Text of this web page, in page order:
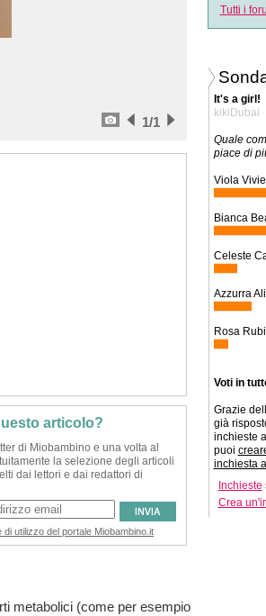
/1
1
metabolici (come per esempio
Tutti i
It's a girl!
kikiDubai
Quale
piace di
Viola
Bianca
Celeste
Azzurra
Rosa
Voti in
Grazie
già
inchieste
puoi
inchiesta
Inchieste
Crea